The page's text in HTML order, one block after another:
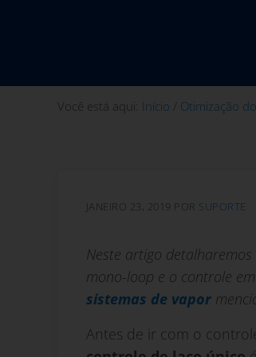
Você está aqui: Início / Otimização
JANEIRO 23, 2019 POR SUPORTE
Neste artigo
mono-loop e o controle
sistemas de vapor
Antes de ir com o